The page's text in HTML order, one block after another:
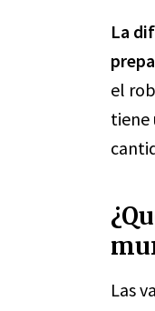
La
el
tiene
Las